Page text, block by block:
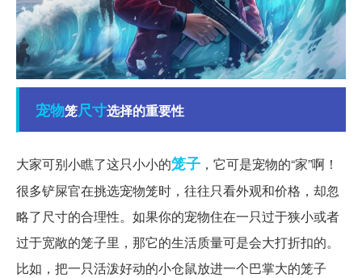
宠物笼尺寸选择的重要性
大家可别小瞧了这只小小的笼子 ，它可是宠物的“家”啊！
很多铲屎官在挑选宠物笼时，往往只看外观和价格，却忽
略了尺寸的合理性。如果你的宠物住在一只过于狭小或者
过于宽敞的笼子里，那它的生活质量可是会大打折扣的。
比如，把一只活泼好动的小仓鼠放进一个巴掌大的笼子